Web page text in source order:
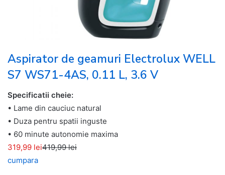
Aspirator de geamuri Electrolux WELL
S7 WS71-4AS, 0.11 L, 3.6 V
Specificatii cheie:
• Lame din cauciuc natural
• Duza pentru spatii inguste
• 60 minute autonomie maxima
319,99 lei419,99 lei
cumpara